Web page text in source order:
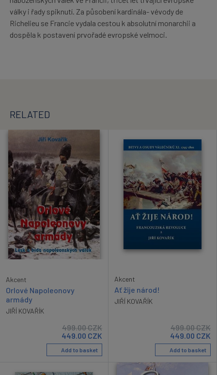
války i řady spiknutí. Za působení kardinála- vévody de
Richelieu se Francie vydala cestou k absolutní monarchii a
dospěla k postavení prvořadé evropské velmoci.
RELATED
Akcent
Orlové Napoleonovy
armády
JIŘÍ KOVAŘÍK
499.00CZK
449.00 CZK
Add to basket
Akcent
Ať žije národ!
JIŘÍ KOVAŘÍK
499.00CZK
449.00 CZK
Add to basket